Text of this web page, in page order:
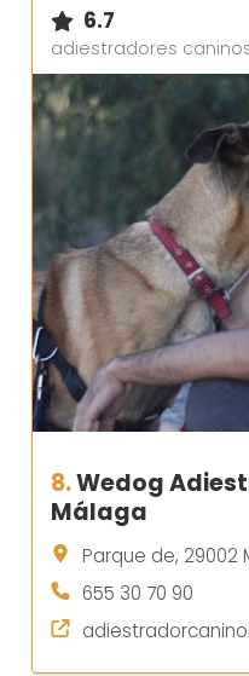
6.7
adiestradores
8.Wedog
Málaga
Parque de, 29002
655 30 70 90